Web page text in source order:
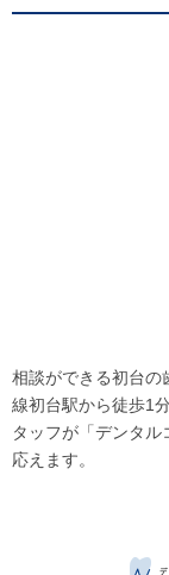
相談ができる初台の
線初台駅から徒歩1
タッフが「デンタ
応えます。